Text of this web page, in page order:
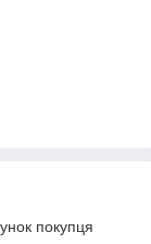
покупця